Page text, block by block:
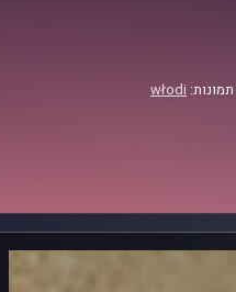
włodi